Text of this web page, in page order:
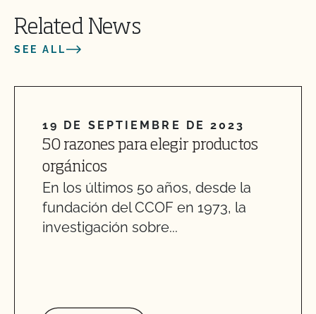
Related News
SEE ALL
19 DE SEPTIEMBRE DE 2023
50 razones para elegir productos
orgánicos
En los últimos 50 años, desde la
fundación del CCOF en 1973, la
investigación sobre...